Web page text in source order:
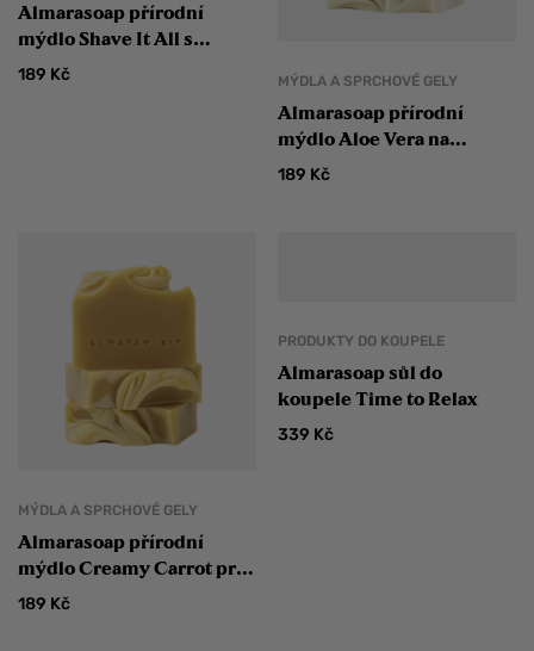
Almarasoap přírodní
mýdlo Shave It All s
bohatou pěnou vhodné na
189 Kč MÝDLA A SPRCHOVÉ GELY
Almarasoap přírodní
mýdlo Aloe Vera na
podrážděnou pokožku po
189 Kč
MÝDLA A SPRCHOVÉ GELY
Almarasoap přírodní
mýdlo Creamy Carrot pro
suchou a zralou pleť
189 Kč
PRODUKTY DO KOUPELE
Almarasoap sůl do
koupele Time to Relax
339 Kč